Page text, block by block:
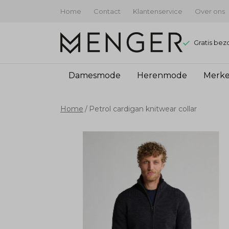
Home Contact Klantenservice Over ons
Gratis
Damesmode Herenmode
Petrol
cardigan
Home Petrol cardigan knitwear collar